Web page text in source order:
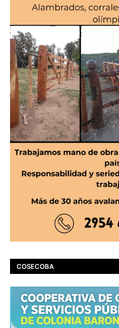
COSECOBA